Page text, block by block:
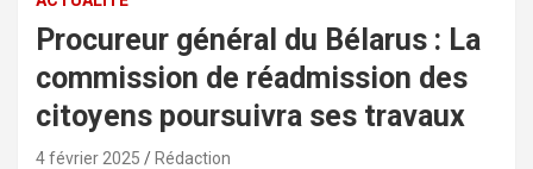
Procureur général du Bélarus : La
commission de réadmission des
citoyens poursuivra ses travaux
4 février 2025 Rédaction